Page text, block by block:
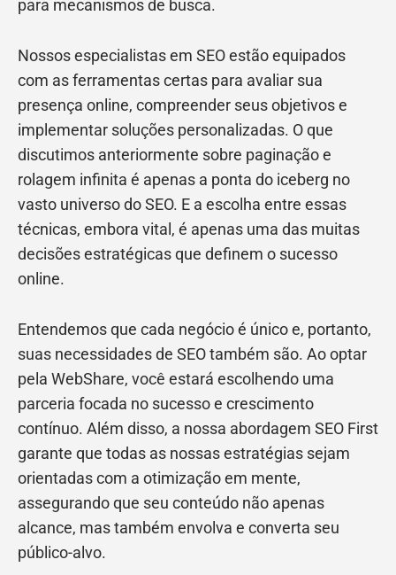
para mecanismos de busca.
Nossos especialistas em SEO estão equipados
com as ferramentas certas para avaliar sua
presença online, compreender seus objetivos e
implementar soluções personalizadas. O que
discutimos anteriormente sobre paginação e
rolagem infinita é apenas a ponta do iceberg no
vasto universo do SEO. E a escolha entre essas
técnicas, embora vital, é apenas uma das muitas
decisões estratégicas que definem o sucesso
online.
Entendemos que cada negócio é único e, portanto,
suas necessidades de SEO também são. Ao optar
pela WebShare, você estará escolhendo uma
parceria focada no sucesso e crescimento
contínuo. Além disso, a nossa abordagem SEO First
garante que todas as nossas estratégias sejam
orientadas com a otimização em mente,
assegurando que seu conteúdo não apenas
alcance, mas também envolva e converta seu
público-alvo.